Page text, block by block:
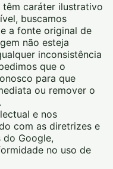
têm caráter ilustrativo
buscamos
a fonte original de
não esteja
inconsistência
que o
para que
ou remover o
e nos
com as diretrizes e
do Google,
no uso de